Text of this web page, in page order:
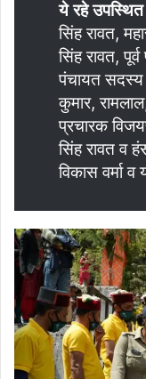
ये रहे
सिंह रावत,
सिंह रावत,
पंचायत सदस्य
कुमार,
प्रचारक
सिंह रावत
विकास वर्मा